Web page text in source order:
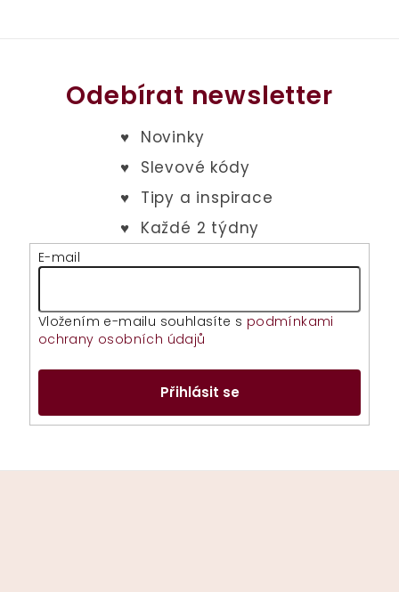
Odebírat newsletter
E-mail
Vložením e-mailu souhlasíte s podmínkami
ochrany osobních údajů
Přihlásit se